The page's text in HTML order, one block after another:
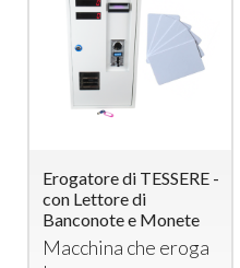
Erogatore di TESSERE -
con Lettore di
Banconote e Monete
Macchina che eroga